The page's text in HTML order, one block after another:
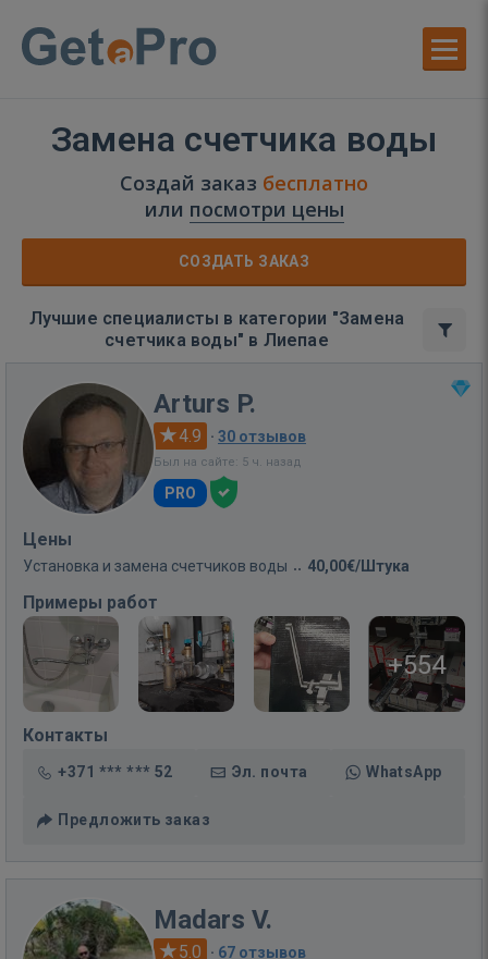
Замена счетчика воды
Создай заказ бесплатно
или посмотри цены
СОЗДАТЬ ЗАКАЗ
Лучшие специалисты в категории "Замена
счетчика воды" в Лиепае
Arturs P.
4.9 · 30 отзывов
Был на сайте: 5 ч. назад
PRO
Цены
Установка и замена счетчиков воды 40,00€/Штука
Примеры работ
+554
Контакты
+371 *** *** 52 Эл. почта WhatsApp
Предложить заказ
Madars V.
5.0 · 67 отзывов